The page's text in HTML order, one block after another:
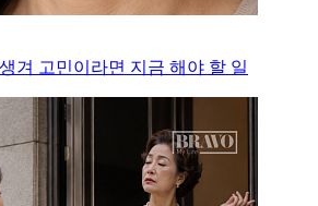
겨 고민이라면 지금 해야 할 일